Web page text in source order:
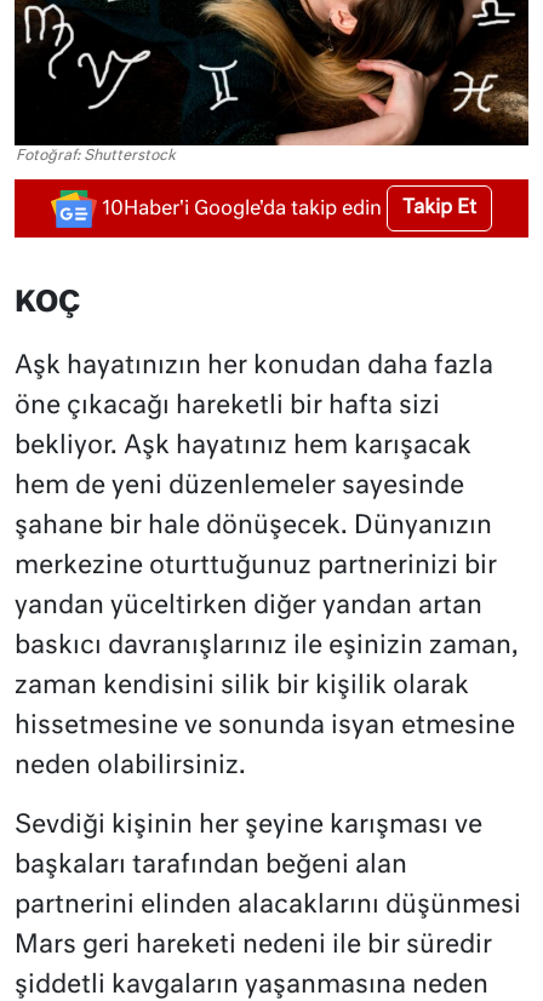
Fotoğraf: Shutterstock
10Haber'i Google'da takip edin Takip Et
KOÇ
Aşk hayatınızın her konudan daha fazla
öne çıkacağı hareketli bir hafta sizi
bekliyor. Aşk hayatınız hem karışacak
hem de yeni düzenlemeler sayesinde
şahane bir hale dönüşecek. Dünyanızın
merkezine oturttuğunuz partnerinizi bir
yandan yüceltirken diğer yandan artan
baskıcı davranışlarınız ile eşinizin zaman,
zaman kendisini silik bir kişilik olarak
hissetmesine ve sonunda isyan etmesine
neden olabilirsiniz.
Sevdiği kişinin her şeyine karışması ve
başkaları tarafından beğeni alan
partnerini elinden alacaklarını düşünmesi
Mars geri hareketi nedeni ile bir süredir
şiddetli kavgaların yaşanmasına neden